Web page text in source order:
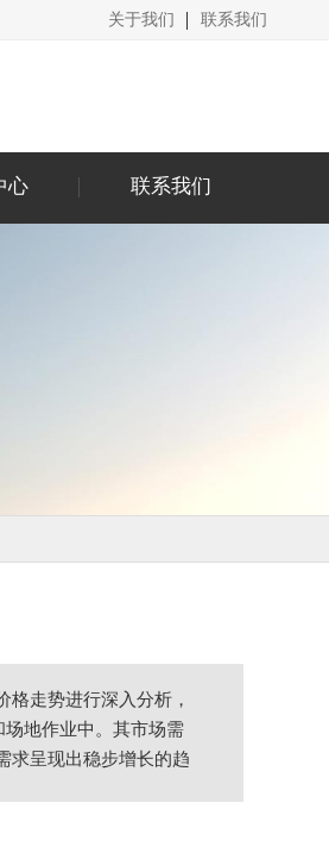
关于我们 联系我们
心 联系我们
走势进行深入分析，
地作业中。其市场需
求呈现出稳步增长的趋